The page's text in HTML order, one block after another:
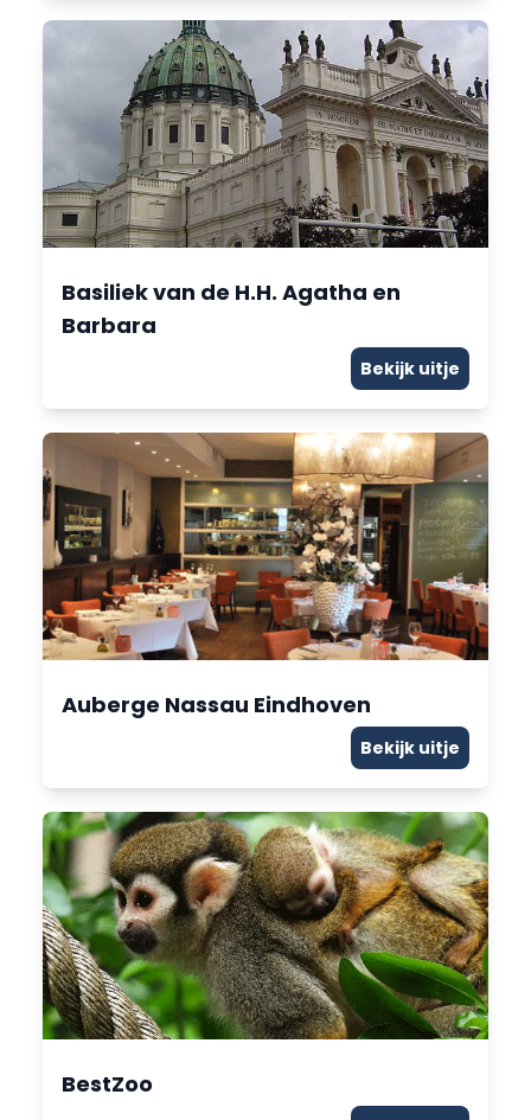
Basiliek van de H.H. Agatha en
Barbara
Bekijk uitje
Auberge Nassau Eindhoven
Bekijk uitje
BestZoo